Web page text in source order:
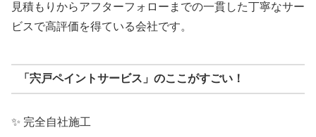
見積もりからアフターフォローまでの一貫した丁寧なサー
ビスで高評価を得ている会社です。
「宍戸ペイントサービス」のここがすごい！
✨ 完全自社施工